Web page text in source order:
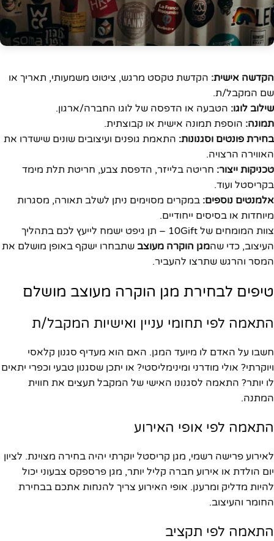
הקדשה אישית: הקדשת טקסט מרגש, ציטוט משמעותי, תאריך או
שם המקבל/ת.
שילוב לוגו: הטבעה או הדפסה של לוגו החברה/ארגון.
תמונה: הוספת תמונה אישית או קבוצתית.
בחירת פונטים וסגנונות: התאמת גופנים ועיצובים שונים שישדרו את
האווירה הרצויה.
טכניקות ייצור: חריטה בלייזר, הדפסת צבע, חריטת תלת מימד
בקריסטל ועוד.
אלמנטים נוספים: במקרים מסוימים ניתן לשלב תאורה, מסגרות
מיוחדות או בסיסים ייחודיים.
צוות המומחים של 10Gift – תן גיפט ישמח לייעץ לכם בתהליך
העיצוב, כדי שהמגן הוקרה מעוצב שתבחרו ישקף באופן מושלם את
המסר והרגש שתרצו להעביר.
טיפים לבחירת מגן הוקרה מעוצב מושלם
התאמה לפי תחומי עניין ואישיות המקבל/ת
חשבו על האדם לו מיועד המגן. האם הוא מעדיף סגנון קלאסי
ויוקרתי? אולי מודרני ומינימליסטי? או יתכן שסגנון טבעי וכפרי יתאים
לו יותר? התאמה לסגנונו האישי של המקבל תעצים את חווית
המתנה.
התאמה לפי אופי האירוע
לאירוע פרישה רשמי, מגן קריסטל יוקרתי יהיה בחירה מצוינת. לציון
יום הולדת או אירוע חברה קליל יותר, מגן פרספקס צבעוני יכול
להיות מדליק ומרענן. אופי האירוע צריך להנחות אתכם בבחירת
החומר והעיצוב.
התאמה לפי תקציב